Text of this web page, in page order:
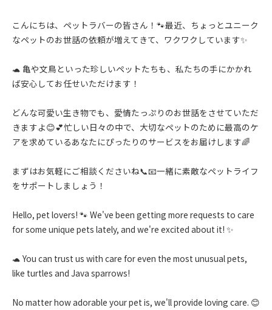
こんにちは、ペットラバーの皆さん！🐾最近、ちょっとユニーク
なペットのお世話の依頼が増えてきて、ワクワクしています✨
🐢 亀や文鳥といった珍しいペットたちも、私たちの手にかかれ
ば安心してお任せいただけます！
どんな可愛い生き物でも、愛情たっぷりのお世話をさせていただ
きますよ😊💕忙しい日々の中で、大切なペットのために最高のケ
アを求めているあなたにぴったりのサービスをお届けします🌈
まずはお気軽にご相談くださいね📞📧一緒に素敵なペットライフ
をサポートしましょう！
Hello, pet lovers! 🐾 We've been getting more requests to care
for some unique pets lately, and we're excited about it! ✨
🐢 You can trust us with care for even the most unusual pets,
like turtles and Java sparrows!
No matter how adorable your pet is, we'll provide loving care. 😊